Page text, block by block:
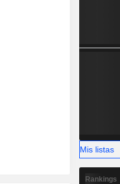
Mis listas
Rankings